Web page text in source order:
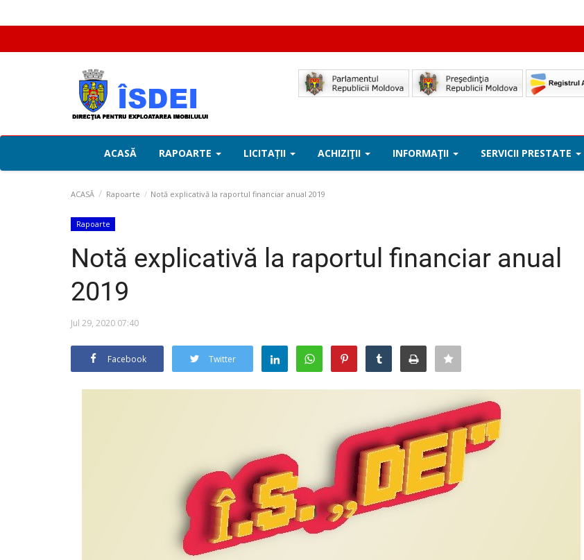
ACASĂ RAPOARTE LICITAȚII ACHIZIŢII INFORMAŢII SERVICII PRESTATE
ACASĂ Rapoarte Notă explicativă la raportul financiar anual 2019
Rapoarte
Notă explicativă la raportul financiar anual
2019
Jul 29, 2020 07:40
Facebook Twitter